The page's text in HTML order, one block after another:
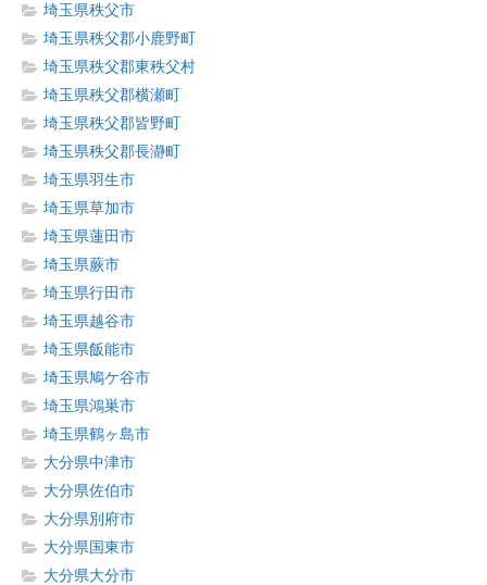
埼玉県秩父市
埼玉県秩父郡小鹿野町
埼玉県秩父郡東秩父村
埼玉県秩父郡横瀬町
埼玉県秩父郡皆野町
埼玉県秩父郡長瀞町
埼玉県羽生市
埼玉県草加市
埼玉県蓮田市
埼玉県蕨市
埼玉県行田市
埼玉県越谷市
埼玉県飯能市
埼玉県鳩ケ谷市
埼玉県鴻巣市
埼玉県鶴ヶ島市
大分県中津市
大分県佐伯市
大分県別府市
大分県国東市
大分県大分市